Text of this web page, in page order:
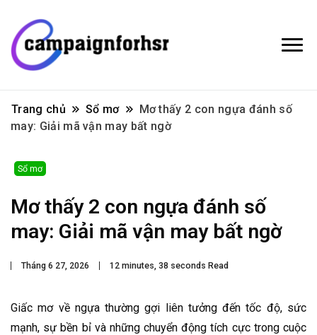
Trang chủ Sổ mơ
Mơ thấy 2 con ngựa đánh số
may: Giải mã vận may bất ngờ
Sổ mơ
Mơ thấy 2 con ngựa đánh số
may: Giải mã vận may bất ngờ
Tháng 6 27, 2026 12 minutes, 38 seconds Read
Giấc mơ về ngựa thường gợi liên tưởng đến tốc độ, sức
mạnh, sự bền bỉ và những chuyển động tích cực trong cuộc